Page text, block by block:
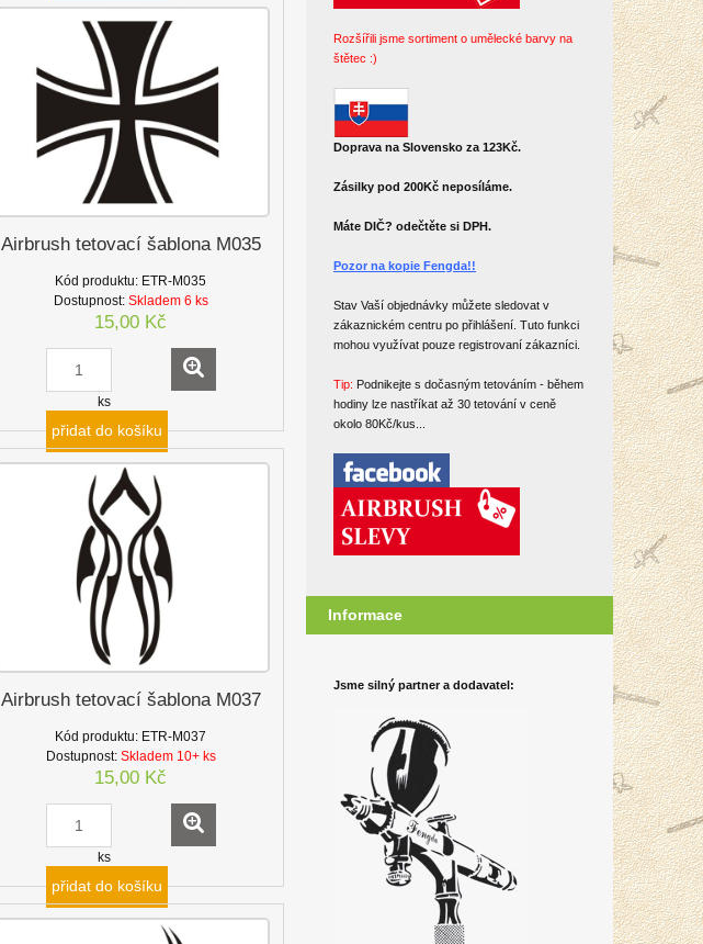
Airbrush tetovací šablona M035
Kód produktu: ETR-M035
Dostupnost: Skladem 6 ks
15,00 Kč
ks
přidat do košíku
Airbrush tetovací šablona M037
Kód produktu: ETR-M037
Dostupnost: Skladem 10+ ks
15,00 Kč
ks
přidat do košíku
Rozšířili jsme sortiment o umělecké barvy na
štětec :)
Doprava na Slovensko za 123Kč.
Zásilky pod 200Kč neposíláme.
Máte DIČ? odečtěte si DPH.
Pozor na kopie Fengda!!
Stav Vaší objednávky můžete sledovat v
zákaznickém centru po přihlášení. Tuto funkci
mohou využívat pouze registrovaní zákazníci.
Tip: Podnikejte s dočasným tetováním - během
hodiny lze nastříkat až 30 tetování v ceně
okolo 80Kč/kus...
Informace
Jsme silný partner a dodavatel: